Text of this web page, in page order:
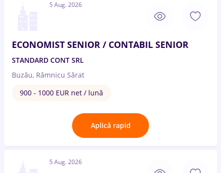
5 Aug. 2026
ECONOMIST SENIOR / CONTABIL SENIOR
STANDARD CONT SRL
Buzău, Râmnicu Sărat
900 - 1000 EUR net / lună
Aplică rapid
5 Aug. 2026